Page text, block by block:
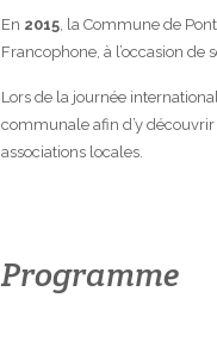
En 2015, la Commune de
Francophone, à l’occasion
Lors de la journée
communale afin d’y
associations locales.
Programme